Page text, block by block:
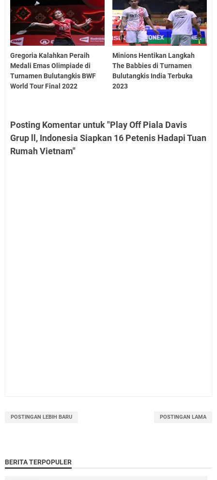
Gregoria Kalahkan Peraih
Medali Emas Olimpiade di
Turnamen Bulutangkis BWF
World Tour Final 2022
Minions Hentikan Langkah
The Babbies di Turnamen
Bulutangkis India Terbuka
2023
Posting Komentar untuk "Play Off Piala Davis
Grup ll, Indonesia Siapkan 16 Petenis Hadapi Tuan
Rumah Vietnam"
POSTINGAN LEBIH BARU POSTINGAN LAMA
BERITA TERPOPULER